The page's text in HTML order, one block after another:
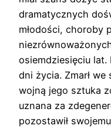
dramatycznych
młodości, choroby
osiemdziesięciu lat.
dni życia. Zmarł
wojną jego sztuka
uznana za
pozostawił